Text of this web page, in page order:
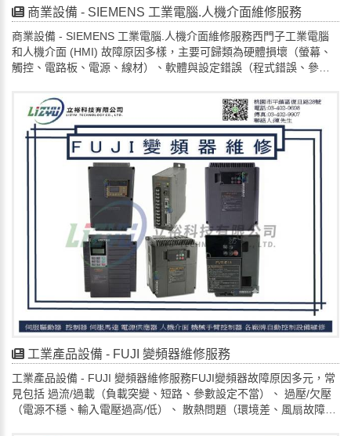
上諮詢 LINE ID :lizyu42776291🔎📌電話: 034029698📌📧 電子郵
的驅動器替換，或替換不同的電路板定位故障。查說明書/專業維
修：根據警報說明書代碼說明書，或尋求專業維修。 尋求專業維
修：對於無法自行診斷的故障，建議聯絡合格的 Yaskawa 伺服放大
器維修服務 進行評估和維修，請找專業 立裕科技有限公司。📩 歡迎
企業來電 / 來信洽詢🔎 維修預約 | 線上諮詢 LINE ID
件： lizyu42776291@gmail.com🌳地址:桃園市平鎮區復旦路28號
商業設備 - SIEMENS 工業電腦.人機介面維修服務
商業設備 - SIEMENS 工業電腦.人機介面維修服務西門子工業電腦
和人機介面 (HMI) 故障原因多樣，主要可歸類為硬體損壞（螢幕、
觸控、電路板、電源、線材）、軟體與設定錯誤（程式錯誤、參數
磁干擾）與老化，常見問題如上電黑屏、觸控不靈、顯示異常、功
能異常等，需透過檢查電源、線材、環境與軟體設定來排除，並尋
求專業協助硬體故障
電源供應問題：供電不穩或不足。
顯示器問題：螢幕不亮、閃爍、顯示異常。
觸控/按鍵失效：觸控不準、按鍵無反應。
內部電路板損壞：元件老化、短路、斷路。
線材與連接埠：連接線鬆動、損壞。軟體與通訊問題
系統崩潰：HMI 軟體當機或停止。
參數設定錯誤：設定與實際設備不符。
程式錯誤：程式碼邏輯問題。
作業系統問題：Windows 或嵌入式 OS 異常。
通訊中斷：與 PLC、CNC 等設備的連線問題 (如 Profinet,
Profibus)。環境與人為因素
過熱：環境溫度過高、風扇阻塞。
灰塵/污染：積塵影響散熱或電路。
電磁干擾 (EMI)：周圍強電場影響穩定性。
人為誤操作：不當的設定或強制關機。
設備老化：元件壽命到期。排除步驟
確認現象：記錄錯誤訊息、異常狀況。
檢查電源：確認供應電壓正常。
工業產品設備 - FUJI 變頻器維修服務
工業產品設備 - FUJI 變頻器維修服務FUJI變頻器故障原因多元，常
見包括 過流/過載（負載突變、短路、參數設定不當）、 過壓/欠壓
（電源不穩、輸入電壓過高/低）、 散熱問題（環境差、風扇故障導